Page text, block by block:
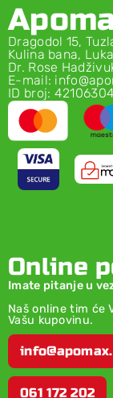
Dragodol 15,
Kulina bana,
Dr. Rose
E-mail:
ID broj:
Online
Imate pitanje u
Naš online tim će
Vašu kupovinu.
061 172 202